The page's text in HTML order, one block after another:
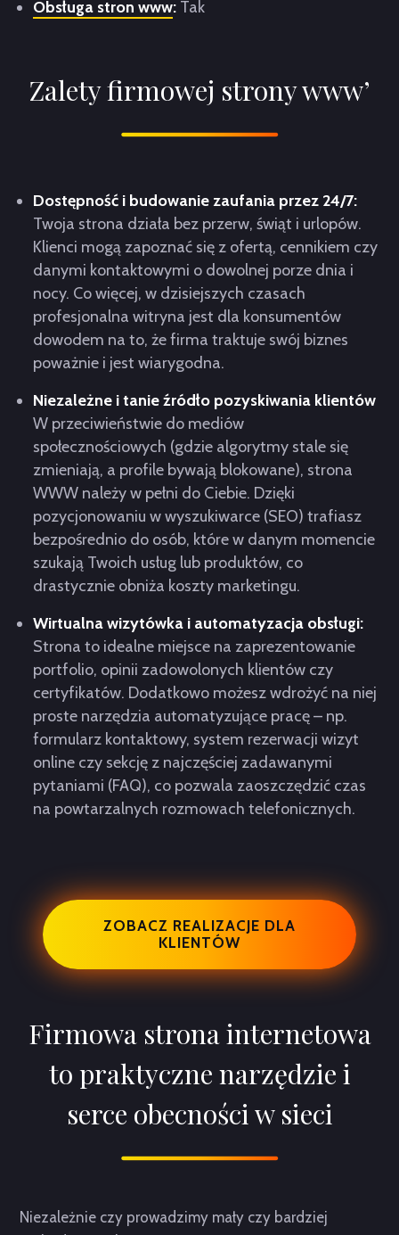
Obsługa stron www: Tak
Zalety firmowej strony www’
Dostępność i budowanie zaufania przez 24/7:
Twoja strona działa bez przerw, świąt i urlopów.
Klienci mogą zapoznać się z ofertą, cennikiem czy
danymi kontaktowymi o dowolnej porze dnia i
nocy. Co więcej, w dzisiejszych czasach
profesjonalna witryna jest dla konsumentów
dowodem na to, że firma traktuje swój biznes
poważnie i jest wiarygodna.
Niezależne i tanie źródło pozyskiwania klientów
W przeciwieństwie do mediów
społecznościowych (gdzie algorytmy stale się
zmieniają, a profile bywają blokowane), strona
WWW należy w pełni do Ciebie. Dzięki
pozycjonowaniu w wyszukiwarce (SEO) trafiasz
bezpośrednio do osób, które w danym momencie
szukają Twoich usług lub produktów, co
drastycznie obniża koszty marketingu.
Wirtualna wizytówka i automatyzacja obsługi:
Strona to idealne miejsce na zaprezentowanie
portfolio, opinii zadowolonych klientów czy
certyfikatów. Dodatkowo możesz wdrożyć na niej
proste narzędzia automatyzujące pracę – np.
formularz kontaktowy, system rezerwacji wizyt
online czy sekcję z najczęściej zadawanymi
pytaniami (FAQ), co pozwala zaoszczędzić czas
na powtarzalnych rozmowach telefonicznych.
ZOBACZ REALIZACJE DLA
KLIENTÓW
Firmowa strona internetowa
to praktyczne narzędzie i
serce obecności w sieci
Niezależnie czy prowadzimy mały czy bardziej